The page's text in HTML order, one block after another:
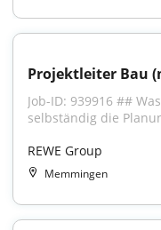
Projektleiter Bau
Job-ID: 939916 ##
selbständig die
REWE Group
Memmingen